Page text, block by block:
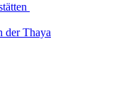
der Thaya